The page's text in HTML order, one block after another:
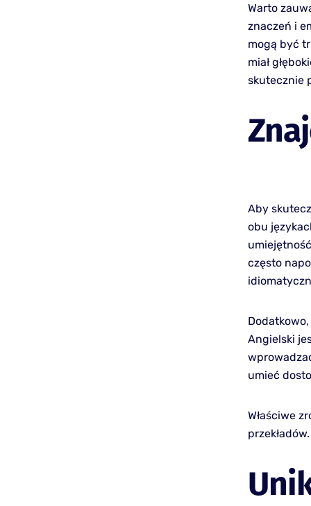
Warto
znaczeń i
mogą być
miał
skutecznie
Aby
obu
często
Angielski
umieć
Właściwe
przekładów.